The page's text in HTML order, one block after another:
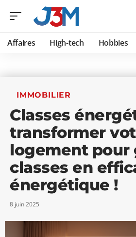
Affaires High-tech Hobbies
IMMOBILIER
Classes
transformer
logement pour
classes en
énergétique !
8 juin 2025